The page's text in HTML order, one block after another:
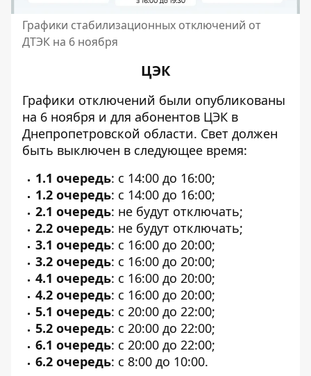
Графики стабилизационных отключений от
ДТЭК на 6 ноября
ЦЭК
Графики отключений были опубликованы
на 6 ноября и для абонентов ЦЭК в
Днепропетровской области. Свет должен
быть выключен в следующее время:
1.1 очередь: с 14:00 до 16:00;
1.2 очередь: с 14:00 до 16:00;
2.1 очередь: не будут отключать;
2.2 очередь: не будут отключать;
3.1 очередь: с 16:00 до 20:00;
3.2 очередь: с 16:00 до 20:00;
4.1 очередь: с 16:00 до 20:00;
4.2 очередь: с 16:00 до 20:00;
5.1 очередь: с 20:00 до 22:00;
5.2 очередь: с 20:00 до 22:00;
6.1 очередь: с 20:00 до 22:00;
6.2 очередь: с 8:00 до 10:00.